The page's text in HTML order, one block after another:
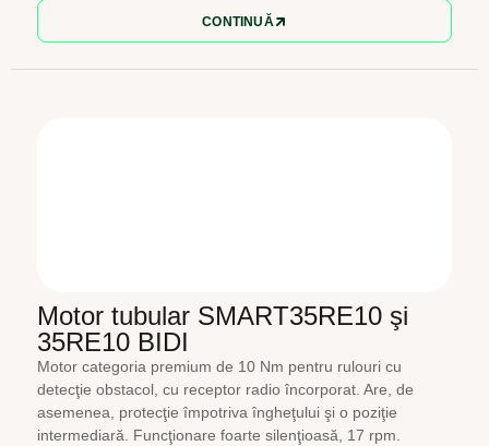
CONTINUĂ
Motor tubular SMART35RE10 şi
35RE10 BIDI
Motor categoria premium de 10 Nm pentru rulouri cu
detecţie obstacol, cu receptor radio încorporat. Are, de
asemenea, protecţie împotriva îngheţului şi o poziţie
intermediară. Funcţionare foarte silenţioasă, 17 rpm.